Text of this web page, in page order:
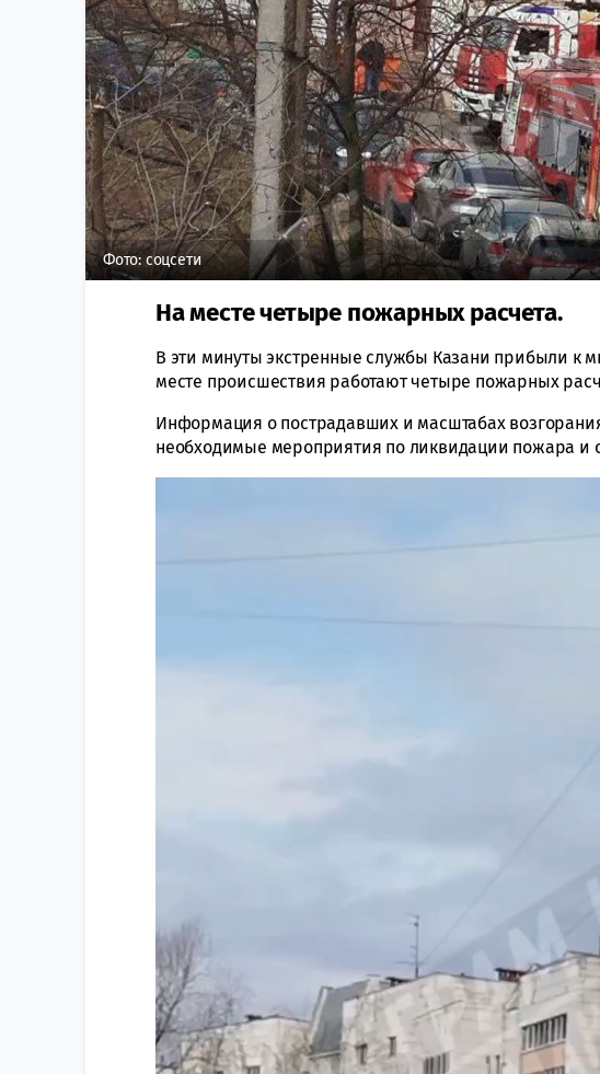
Фото: соцсети
На месте четыре пожарных расчета.
В эти минуты экстренные службы Казани прибыли к
месте происшествия работают четыре пожарных
Информация о пострадавших и масштабах
необходимые мероприятия по ликвидации пожара и